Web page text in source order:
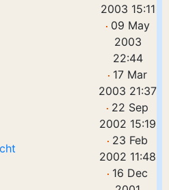
2003 15:11
09 May
2003
22:44
17 Mar
2003 21:37
22 Sep
2002 15:19
23 Feb
2002 11:48
16 Dec